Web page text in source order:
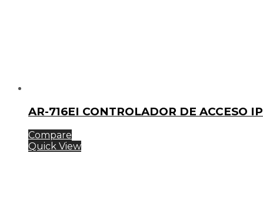
AR-716EI CONTROLADOR DE ACCESO IP
Compare
Quick View